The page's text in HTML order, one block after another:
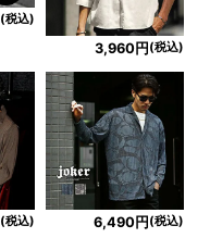
(税込)
3,960円 (税込)
(税込) 6,490円(税込)